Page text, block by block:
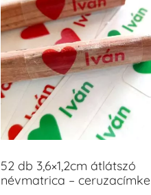
52 db 3,6×1,2cm átlátszó
névmatrica – ceruzacímke